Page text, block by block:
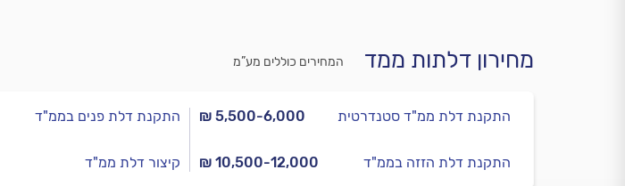
מחירון דלתות ממד המחירים כוללים מע”מ
₪ 5,500-6,000 התקנת דלת ממ"ד סטנדרטית
₪ 10,500-12,000 התקנת דלת הזזה בממ"ד
התקנת דלת פנים בממ"ד
קיצור דלת ממ"ד